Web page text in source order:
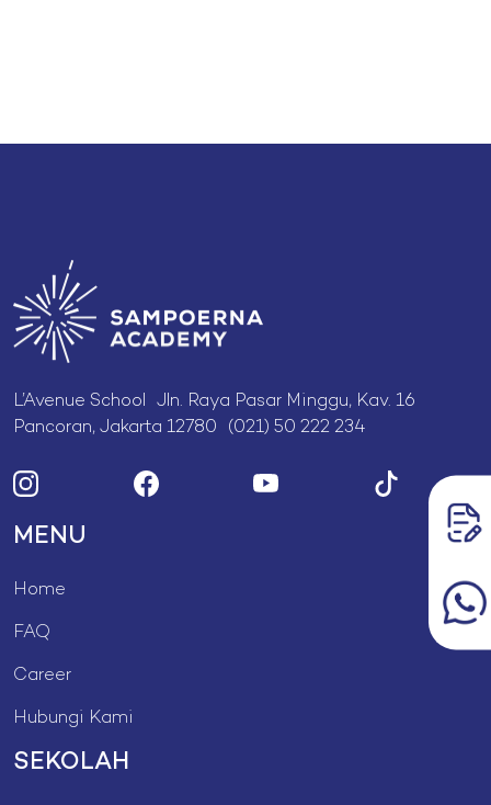
L’Avenue School Jln. Raya Pasar Minggu, Kav. 16
Pancoran, Jakarta 12780 (021) 50 222 234
MENU
Home
FAQ
Career
Hubungi Kami
SEKOLAH